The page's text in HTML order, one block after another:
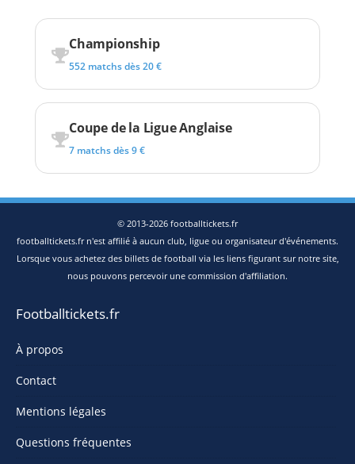
Championship
552 matchs dès 20 €
Coupe de la Ligue Anglaise
7 matchs dès 9 €
© 2013-2026 footballtickets.fr
footballtickets.fr n'est affilié à aucun club, ligue ou organisateur d'événements.
Lorsque vous achetez des billets de football via les liens figurant sur notre site,
nous pouvons percevoir une commission d'affiliation.
Footballtickets.fr
À propos
Contact
Mentions légales
Questions fréquentes